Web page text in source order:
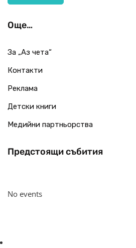
Още…
За „Аз чета“
Контакти
Реклама
Детски книги
Медийни партньорства
Предстоящи събития
No events